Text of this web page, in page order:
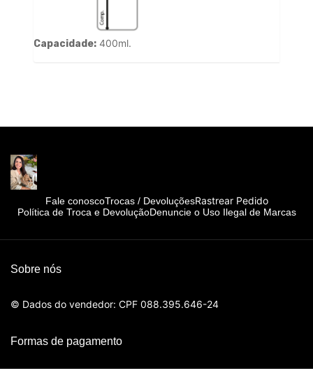
Capacidade: 400ml.
Fale conoscoTrocas / DevoluçõesRastrear Pedido
Política de Troca e DevoluçãoDenuncie o Uso Ilegal de Marcas
Sobre nós
© Dados do vendedor: CPF 088.395.646-24
Formas de pagamento